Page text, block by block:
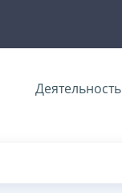
Деятельность